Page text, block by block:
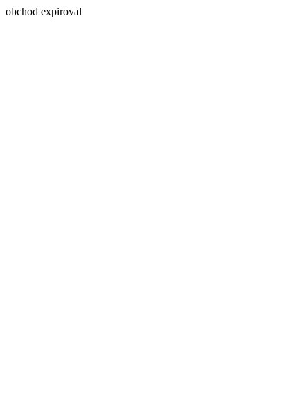
obchod expiroval